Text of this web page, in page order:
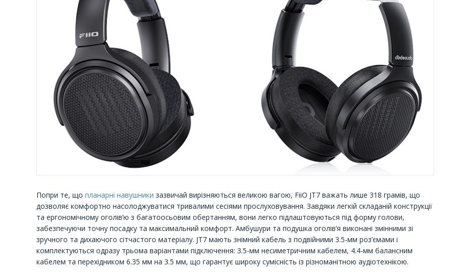
Попри те, що планарні навушники зазвичай вирізняються великою вагою, FiiO JT7 важать лише 318 грамів, що
дозволяє комфортно насолоджуватися тривалими сесіями прослуховування. Завдяки легкій складаній конструкції
та ергономічному оголів’ю з багатоосьовим обертанням, вони легко підлаштовуються під форму голови,
забезпечуючи точну посадку та максимальний комфорт. Амбушури та подушка оголів’я виконані змінними зі
зручного та дихаючого сітчастого матеріалу. JT7 мають знімний кабель з подвійними 3.5-мм роз’ємами і
комплектуються одразу трьома варіантами підключення: 3.5-мм несиметричним кабелем, 4.4-мм балансним
кабелем та перехідником 6.35 мм на 3.5 мм, що гарантує широку сумісність із різноманітною аудіотехнікою.